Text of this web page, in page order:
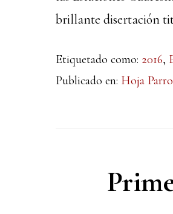
brillante disertación
Etiquetado como: 2016,
Publicado en: Hoja